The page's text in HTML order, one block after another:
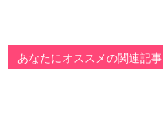
あなたにオススメの関連記事